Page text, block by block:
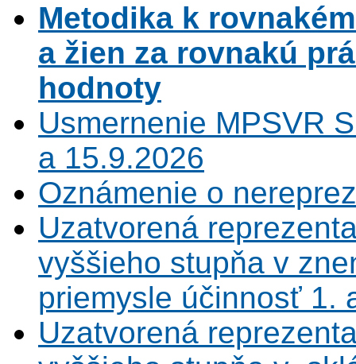
Metodika k
a žien za rovnakú
hodnoty
Usmernenie MPSVR
a 15.9.2026
Oznámenie o
Uzatvorená
vyššieho stupňa v
priemysle účinnosť 1.
Uzatvorená